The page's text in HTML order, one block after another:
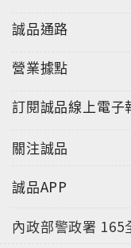
誠品通路
營業據點
訂閱誠品線上電子
關注誠品
誠品APP
內政部警政署 165